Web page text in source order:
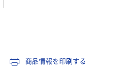
商品情報を印刷する